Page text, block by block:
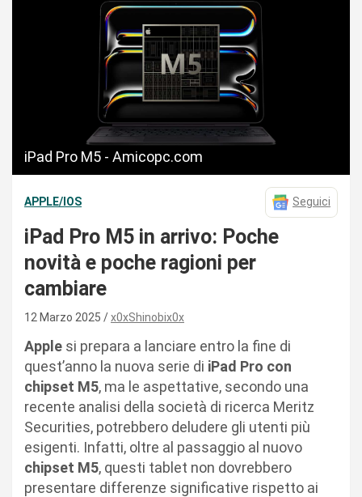
iPad Pro M5 - Amicopc.com
APPLE/IOS Seguici
iPad Pro M5 in arrivo: Poche
novità e poche ragioni per
cambiare
12 Marzo 2025 x0xShinobix0x
Apple si prepara a lanciare entro la fine di
quest’anno la nuova serie di iPad Pro con
chipset M5, ma le aspettative, secondo una
recente analisi della società di ricerca Meritz
Securities, potrebbero deludere gli utenti più
esigenti. Infatti, oltre al passaggio al nuovo
chipset M5, questi tablet non dovrebbero
presentare differenze significative rispetto ai